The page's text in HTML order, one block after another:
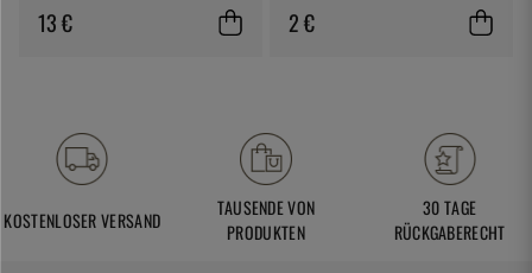
13 € 2 €
KOSTENLOSER VERSAND
TAUSENDE VON
PRODUKTEN
30 TAGE
RÜCKGABERECHT